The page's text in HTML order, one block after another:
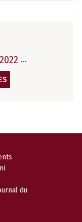
2022
du